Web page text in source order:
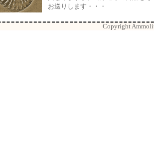
お送りします・・・
Copyright